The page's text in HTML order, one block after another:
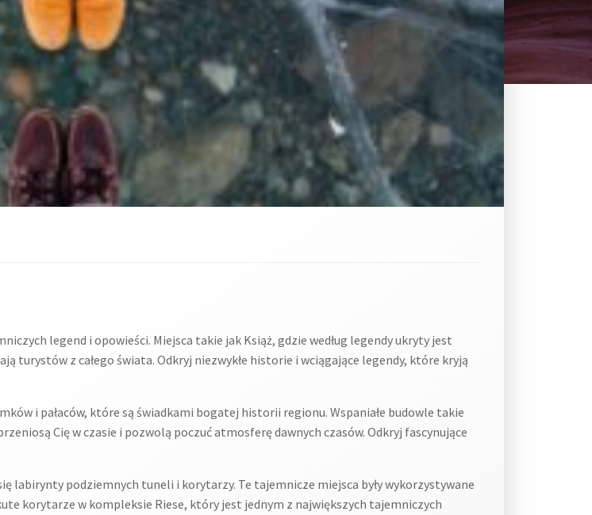
legend i opowieści. Miejsca takie jak Książ, gdzie według legendy ukryty jest
turystów z całego świata. Odkryj niezwykłe historie i wciągające legendy, które kryją
i pałaców, które są świadkami bogatej historii regionu. Wspaniałe budowle takie
Cię w czasie i pozwolą poczuć atmosferę dawnych czasów. Odkryj fascynujące
labirynty podziemnych tuneli i korytarzy. Te tajemnicze miejsca były wykorzystywane
korytarze w kompleksie Riese, który jest jednym z największych tajemniczych